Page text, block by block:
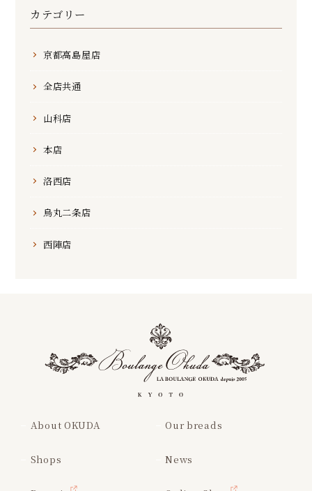
カテゴリー
京都高島屋店
全店共通
山科店
本店
洛西店
烏丸二条店
西陣店
About OKUDA Our breads
Shops News